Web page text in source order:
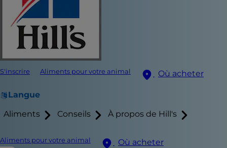
S'inscrire Aliments pour votre animal Où acheter
Langue
Aliments Conseils À propos de Hill's
Aliments pour votre animal
Où acheter